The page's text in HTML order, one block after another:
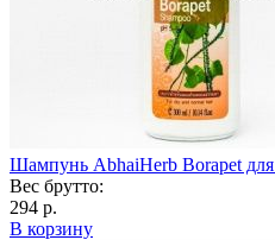
Шампунь AbhaiHerb Borapet
Вес брутто:
294 р.
В корзину